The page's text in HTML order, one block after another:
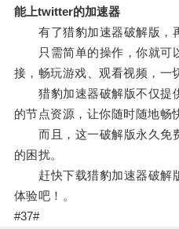
能上twitter的加速器
有了猎豹加速器破解版，再
只需简单的操作，你就可
接，畅玩游戏、观看视频，一
猎豹加速器破解版不仅提
的节点资源，让你随时随地畅
而且，这一破解版永久免
的困扰。
赶快下载猎豹加速器破解
体验吧！。
#37#